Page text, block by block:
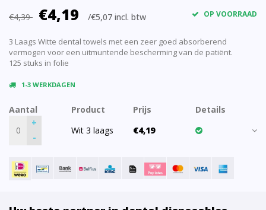
€4,39 €4,19 /€5,07 incl. btw OP VOORRAAD
3 Laags Witte dental towels met een zeer goed absorberend
vermogen voor een uitmuntende bescherming van de patiënt.
125 stuks in folie
1-3 WERKDAGEN
Aantal Product Prijs
Details
+
-
Wit 3 laags €4,19